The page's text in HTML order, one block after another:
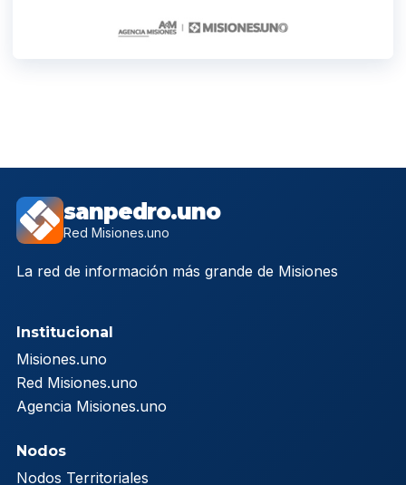
sanpedro.uno
Red Misiones.uno
La red de información más grande de Misiones
Institucional
Misiones.uno
Red Misiones.uno
Agencia Misiones.uno
Nodos
Nodos Territoriales